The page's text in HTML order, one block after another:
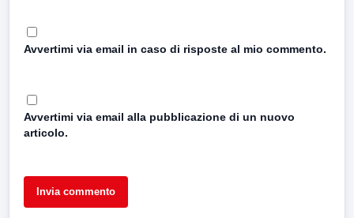
Avvertimi via email in caso di risposte al mio commento.
Avvertimi via email alla pubblicazione di un nuovo
articolo.